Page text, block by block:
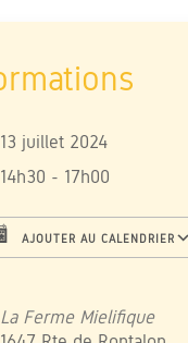
13 juillet 2024
14h30 - 17h00
AJOUTER AU CALENDRIER
La Ferme Mielifique